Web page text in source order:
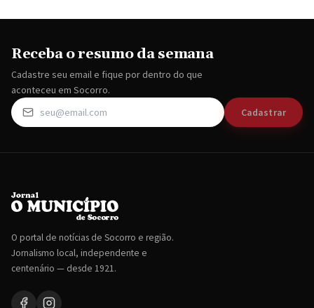
Receba o resumo da semana
Cadastre seu email e fique por dentro do que
aconteceu em Socorro.
Cadastrar
O portal de notícias de Socorro e região.
Jornalismo local, independente e
centenário — desde 1921.